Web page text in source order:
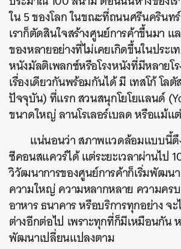
ใน 5 ของโลก ในขณะที่ถนนศรีนครินท
เราก็ตัดสินใจสร้างศูนย์การค้าขึ้นมา แ
ของหลายอย่างที่ไม่เคยเกิดขึ้นในประเ
หนังมัลติเพลกซ์หรือโรงหนังที่มีหลายโ
เรื่องเดียวกันพร้อมกันได้ มี เทสโก้ โล
ปัจจุบัน) ที่แรก สวนสนุกโยโยแลนด์
ขนาดใหญ่ ลานโรเลอร์เบลด หรือแม้
แน่นอนว่า สภาพแวดล้อมแบบนี้
ซีคอนสแควร์ได้ แต่ระยะเวลาผ่านไป
วิวัฒนาการของศูนย์การค้าก็เริ่มพัฒน
ความใหญ่ ความหลากหลาย ความคร
อาหาร ธนาคาร หรือบริการทุกอย่าง จ
ต่างอีกต่อไป เพราะทุกที่ก็มีเหมือนกัน
พัฒนาเปลี่ยนแปลงตาม